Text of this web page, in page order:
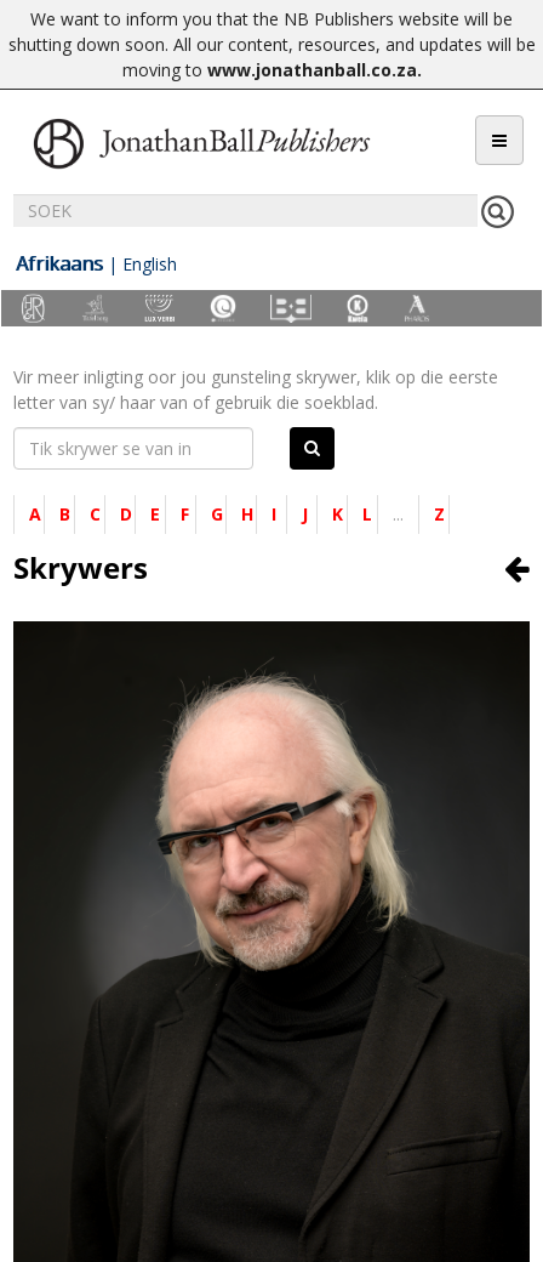
We want to inform you that the NB Publishers website will be
shutting down soon. All our content, resources, and updates will be
moving to www.jonathanball.co.za.
Afrikaans | English
Vir meer inligting oor jou gunsteling skrywer, klik op die eerste
letter van sy/ haar van of gebruik die soekblad.
A B C D E F G H I J K L ... Z
Skrywers